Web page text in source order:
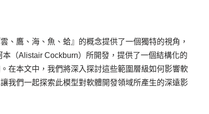
、鷹、海、魚、蛤』的概念提供了一個獨特的視角，
（Alistair Cockburn）所開發，提供了一個結構化的
在本文中，我們將深入探討這些範圍層級如何影響軟
我們一起探索此模型對軟體開發領域所產生的深遠影